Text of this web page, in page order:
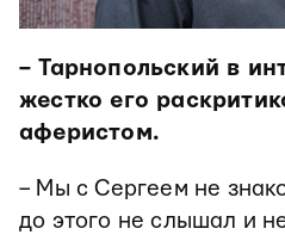
– Тарнопольский в
жестко его
аферистом.
– Мы с Сергеем не
до этого не слышал и